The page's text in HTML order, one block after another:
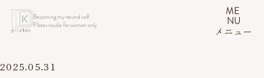
Becoming my neutral self.
Pilates studio for women only.
ME
NU
メニュー
2025.05.31